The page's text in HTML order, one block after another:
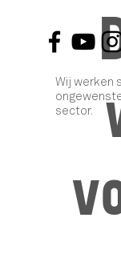
Wij werken
sector.